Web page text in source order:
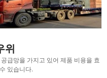
위
급망을 가지고 있어 제품 비용을 효
있습니다.